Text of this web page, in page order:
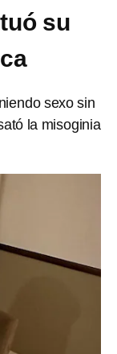
su
sexo sin
la misoginia